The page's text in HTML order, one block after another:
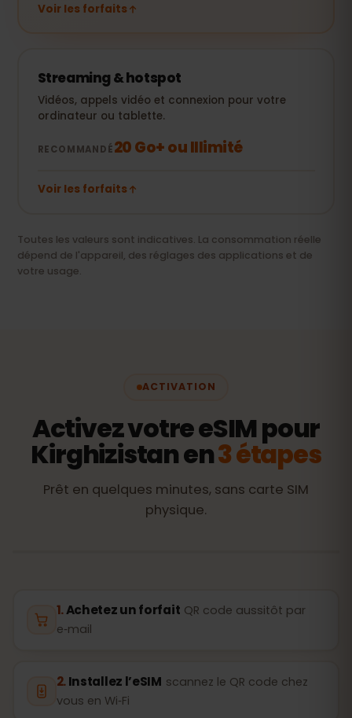
Voir les forfaits
Streaming & hotspot
Vidéos, appels vidéo et connexion pour votre
ordinateur ou tablette.
RECOMMANDÉ20 Go+ ou Illimité
Voir les forfaits
Toutes les valeurs sont indicatives. La consommation réelle
dépend de l'appareil, des réglages des applications et de
votre usage.
ACTIVATION
Activez votre eSIM pour
Kirghizistan en3 étapes
Prêt en quelques minutes, sans carte SIM
physique.
Achetez un forfait QR code aussitôt par
e‑mail
Installez l’eSIM scannez le QR code chez
vous en Wi‑Fi